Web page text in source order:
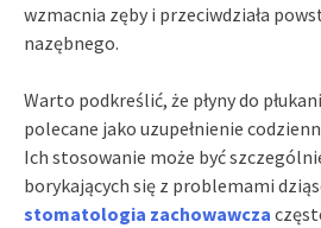
wzmacnia zęby i przeciwdziała
nazębnego.
Warto podkreślić, że płyny do
polecane jako uzupełnienie
Ich stosowanie może być
borykających się z problemami
stomatologia zachowawcza